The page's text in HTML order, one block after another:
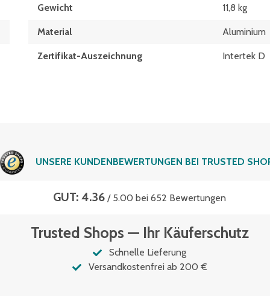
Gewicht 11,8 kg
Material Aluminium
Zertifikat-Auszeichnung Intertek D
UNSERE KUNDENBEWERTUNGEN BEI TRUSTED
GUT: 4.36 / 5.00 bei 652 Bewertungen
Trusted Shops — Ihr Käuferschutz
Schnelle Lieferung
Versandkostenfrei ab 200 €